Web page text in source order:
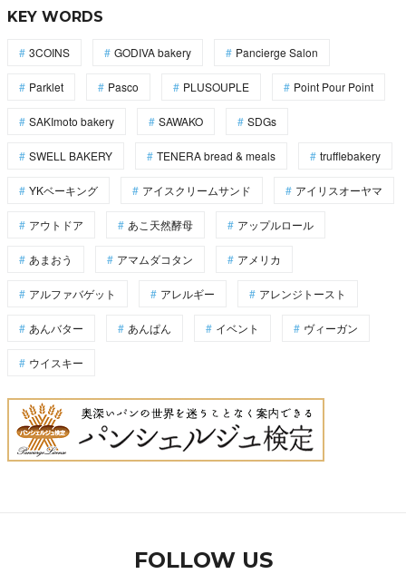
KEY WORDS
3COINS GODIVA bakery Pancierge Salon
Parklet Pasco PLUSOUPLE Point Pour Point
SAKImoto bakery SAWAKO SDGs
SWELL BAKERY TENERA bread & meals trufflebakery
YKベーキング アイスクリームサンド アイリスオーヤマ
アウトドア あこ天然酵母 アップルロール
あまおう アマムダコタン アメリカ
アルファバゲット アレルギー アレンジトースト
あんバター あんぱん イベント ヴィーガン
ウイスキー
FOLLOW US